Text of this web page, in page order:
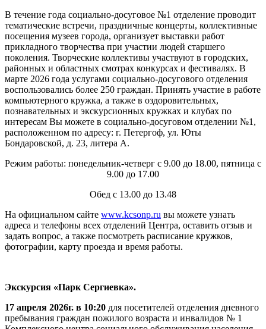
В течение года социально-досуговое №1 отделение проводит
тематические встречи, праздничные концерты, коллективные
посещения музеев города, организует выставки работ
прикладного творчества при участии людей старшего
поколения. Творческие коллективы участвуют в городских,
районных и областных смотрах конкурсах и фестивалях. В
марте 2026 года услугами социально-досугового отделения
воспользовались более 250 граждан. Принять участие в работе
компьютерного кружка, а также в оздоровительных,
познавательных и экскурсионных кружках и клубах по
интересам Вы можете в социально-досуговом отделении №1,
расположенном по адресу: г. Петергоф, ул. Юты
Бондаровской, д. 23, литера А.
Режим работы: понедельник-четверг с 9.00 до 18.00, пятница с
9.00 до 17.00
Обед с 13.00 до 13.48
На официальном сайте www.kcsonp.ru вы можете узнать
адреса и телефоны всех отделений Центра, оставить отзыв и
задать вопрос, а также посмотреть расписание кружков,
фотографии, карту проезда и время работы.
Экскурсия «Парк Сергиевка».
17 апреля 2026г. в 10:20 для посетителей отделения дневного
пребывания граждан пожилого возраста и инвалидов № 1